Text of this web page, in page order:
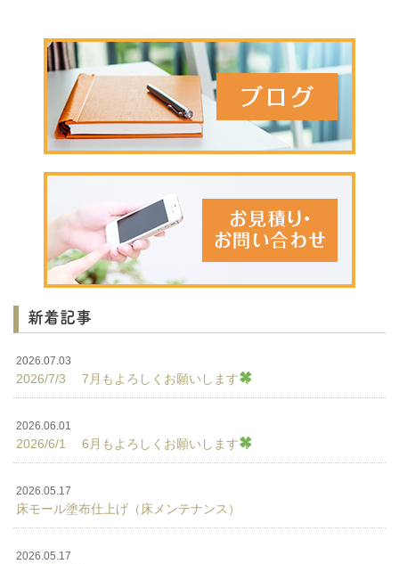
新着記事
2026.07.03
2026/7/3 7月もよろしくお願いします
2026.06.01
2026/6/1 6月もよろしくお願いします
2026.05.17
床モール塗布仕上げ（床メンテナンス）
2026.05.17